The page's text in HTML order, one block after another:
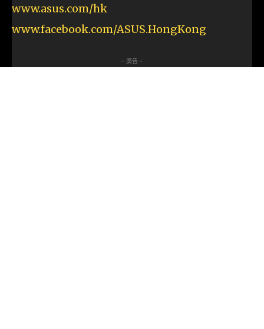
www.asus.com/hk
www.facebook.com/ASUS.HongKong
- 廣告 -